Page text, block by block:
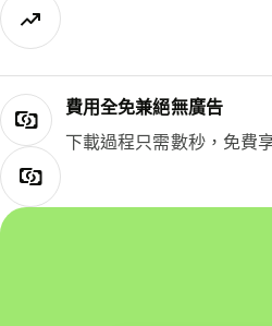
費用全免兼絕無廣告
下載過程只需數秒，免費